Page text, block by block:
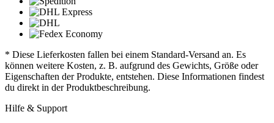
* Diese Lieferkosten fallen bei einem Standard-Versand an. Es
können weitere Kosten, z. B. aufgrund des Gewichts, Größe oder
Eigenschaften der Produkte, entstehen. Diese Informationen findest
du direkt in der Produktbeschreibung.
Hilfe & Support